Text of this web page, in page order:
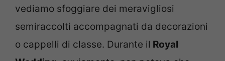
vediamo sfoggiare dei meravigliosi
semiraccolti accompagnati da decorazioni
o cappelli di classe. Durante il Royal